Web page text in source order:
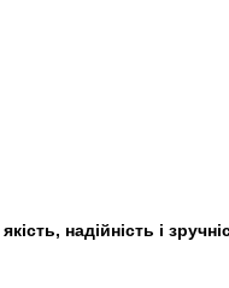
якість, надійність і